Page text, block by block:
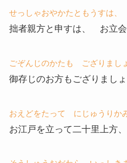
せっしゃおやかたともうすは、
拙者親方と申すは、 お立会
ごぞんじのかたも ござりまし
御存じのお方もござりましょ
おえどをたって にじゅうりか
お江戸を立って二十里上方、